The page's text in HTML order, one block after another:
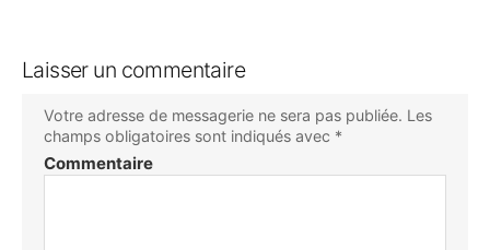
Laisser un commentaire
Votre adresse de messagerie ne sera pas publiée. Les
champs obligatoires sont indiqués avec *
Commentaire